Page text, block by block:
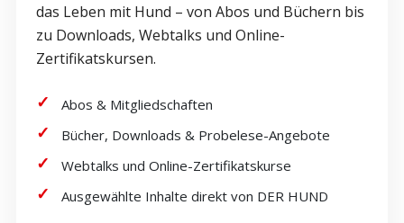
das Leben mit Hund – von Abos und Büchern bis
zu Downloads, Webtalks und Online-
Zertifikatskursen.
Abos & Mitgliedschaften
Bücher, Downloads & Probelese-Angebote
Webtalks und Online-Zertifikatskurse
Ausgewählte Inhalte direkt von DER HUND